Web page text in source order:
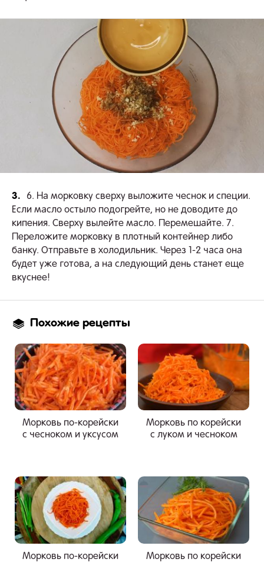
3.
6. На морковку сверху выложите чеснок и специи.
Если масло остыло подогрейте, но не доводите до
кипения. Сверху вылейте масло. Перемешайте. 7.
Переложите морковку в плотный контейнер либо
банку. Отправьте в холодильник. Через 1-2 часа она
будет уже готова, а на следующий день станет еще
вкуснее!
Похожие рецепты
Морковь по-корейски
с чесноком и уксусом
Морковь по корейски
с луком и чесноком
Морковь по-корейски
Морковь по корейски